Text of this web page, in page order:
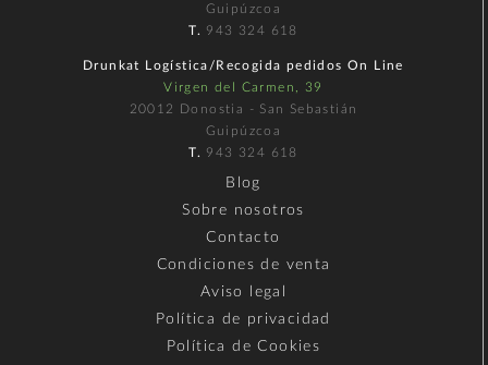
Guipúzcoa
T. 943 324 618
Drunkat Logística/Recogida pedidos On Line
Virgen del Carmen, 39
20012 Donostia - San Sebastián
Guipúzcoa
T. 943 324 618
Blog
Sobre nosotros
Contacto
Condiciones de venta
Aviso legal
Política de privacidad
Política de Cookies